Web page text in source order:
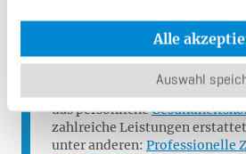
Alle
Auswahl
finanziell unterstützen.
Wussten Sie schon:Die Heimat
unterstützt ihre Versicherten
das persönliche
zahlreiche Leistungen
unter anderen: Professionelle